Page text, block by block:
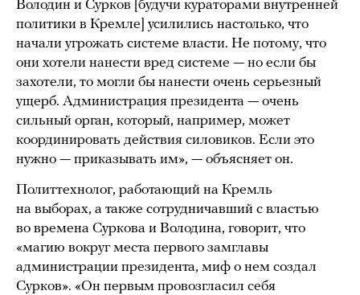
Володин и Сурков [будучи кураторами внутренней
политики в Кремле] усилились настолько, что
начали угрожать системе власти. Не потому, что
они хотели нанести вред системе — но если бы
захотели, то могли бы нанести очень серьезный
ущерб. Администрация президента — очень
сильный орган, который, например, может
координировать действия силовиков. Если это
нужно — приказывать им», — объясняет он.
Политтехнолог, работающий на Кремль
на выборах, а также сотрудничавший с властью
во времена Суркова и Володина, говорит, что
«магию вокруг места первого замглавы
администрации президента, миф о нем создал
Сурков». «Он первым провозгласил себя